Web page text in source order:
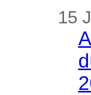
15